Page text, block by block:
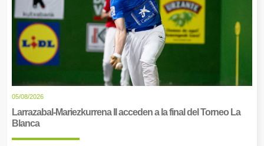
05/08/2026
Larrazabal-Mariezkurrena II acceden a la final del Torneo La
Blanca